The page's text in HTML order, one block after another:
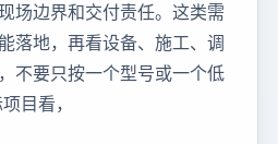
场边界和交付责任。这类需
落地，再看设备、施工、调
不要只按一个型号或一个低
目看，